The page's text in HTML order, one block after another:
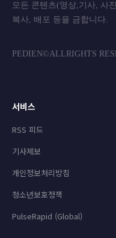
모든 콘텐츠(영상,기사, 사
복사, 배
PEDIEN©ALLRIGHTS
서비스
RSS 피드
기사제보
개인정보처리방침
청소년보호정책
PulseRapid (Global)